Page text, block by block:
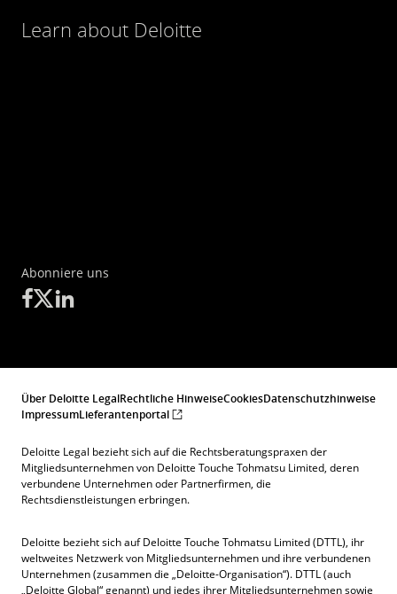
Learn about Deloitte
Abonniere uns
Über Deloitte LegalRechtliche HinweiseCookiesDatenschutzhinweise
ImpressumLieferantenportal
Deloitte Legal bezieht sich auf die Rechtsberatungspraxen der
Mitgliedsunternehmen von Deloitte Touche Tohmatsu Limited, deren
verbundene Unternehmen oder Partnerfirmen, die
Rechtsdienstleistungen erbringen.
Deloitte bezieht sich auf Deloitte Touche Tohmatsu Limited (DTTL), ihr
weltweites Netzwerk von Mitgliedsunternehmen und ihre verbundenen
Unternehmen (zusammen die „Deloitte-Organisation“). DTTL (auch
„Deloitte Global“ genannt) und jedes ihrer Mitgliedsunternehmen sowie